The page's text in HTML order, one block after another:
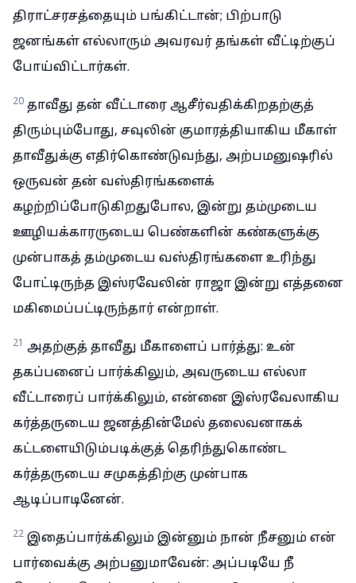
திராட்சரசத்தையும் பங்கிட்டான்; பிற்பாடு
ஜனங்கள் எல்லாரும் அவரவர் தங்கள் வீட்டிற்குப்
போய்விட்டார்கள்.
20 தாவீது தன் வீட்டாரை ஆசீர்வதிக்கிறதற்குத்
திரும்பும்போது, சவுலின் குமாரத்தியாகிய மீகாள்
தாவீதுக்கு எதிர்கொண்டுவந்து, அற்பமனுஷரில்
ஒருவன் தன் வஸ்திரங்களைக்
கழற்றிப்போடுகிறதுபோல, இன்று தம்முடைய
ஊழியக்காரருடைய பெண்களின் கண்களுக்கு
முன்பாகத் தம்முடைய வஸ்திரங்களை உரிந்து
போட்டிருந்த இஸ்ரவேலின் ராஜா இன்று எத்தனை
மகிமைப்பட்டிருந்தார் என்றாள்.
21 அதற்குத் தாவீது மீகாளைப் பார்த்து: உன்
தகப்பனைப் பார்க்கிலும், அவருடைய எல்லா
வீட்டாரைப் பார்க்கிலும், என்னை இஸ்ரவேலாகிய
கர்த்தருடைய ஜனத்தின்மேல் தலைவனாகக்
கட்டளையிடும்படிக்குத் தெரிந்துகொண்ட
கர்த்தருடைய சமுகத்திற்கு முன்பாக
ஆடிப்பாடினேன்.
22 இதைப்பார்க்கிலும் இன்னும் நான் நீசனும் என்
பார்வைக்கு அற்பனுமாவேன்: அப்படியே நீ